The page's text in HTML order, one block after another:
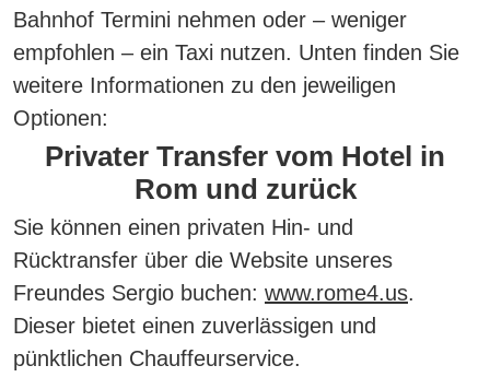
Bahnhof Termini nehmen oder – weniger
empfohlen – ein Taxi nutzen. Unten finden Sie
weitere Informationen zu den jeweiligen
Optionen:
Privater Transfer vom Hotel in
Rom und zurück
Sie können einen privaten Hin- und
Rücktransfer über die Website unseres
Freundes Sergio buchen: www.rome4.us.
Dieser bietet einen zuverlässigen und
pünktlichen Chauffeurservice.